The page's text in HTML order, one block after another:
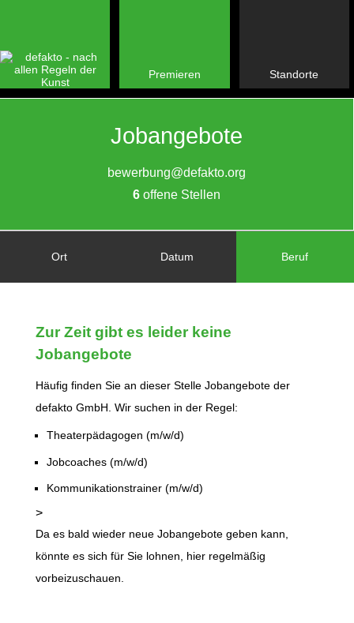
Premieren Standorte
Jobangebote
bewerbung@defakto.org
6 offene Stellen
Ort Datum Beruf
Zur Zeit gibt es leider keine
Jobangebote
Häufig finden Sie an dieser Stelle Jobangebote der
defakto GmbH. Wir suchen in der Regel:
Theaterpädagogen (m/w/d)
Jobcoaches (m/w/d)
Kommunikationstrainer (m/w/d)
>
Da es bald wieder neue Jobangebote geben kann,
könnte es sich für Sie lohnen, hier regelmäßig
vorbeizuschauen.